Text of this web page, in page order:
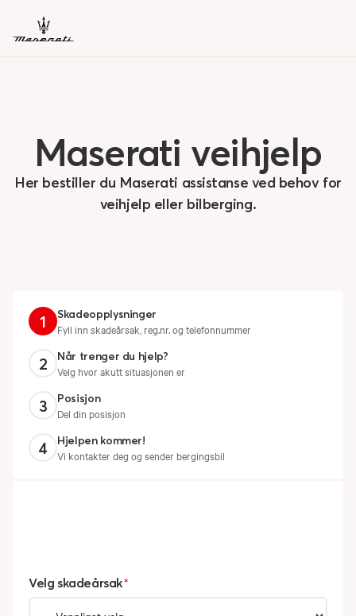
Maserati veihjelp
Her bestiller du Maserati assistanse ved behov for
veihjelp eller bilberging.
1
Skadeopplysninger
Fyll inn skadeårsak, reg.nr. og telefonnummer
2
Når trenger du hjelp?
Velg hvor akutt situasjonen er
3
Posisjon
Del din posisjon
4
Hjelpen kommer!
Vi kontakter deg og sender bergingsbil
Velg skadeårsak*